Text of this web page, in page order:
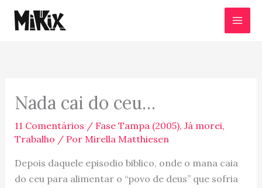
para
Nada cai do ceu…
11 Comentários / Fase Tampa (2005), Já morei,
Trabalho / Por Mirella Matthiesen
Depois daquele episodio biblico, onde o mana caia
do ceu para alimentar o “povo de deus” que sofria